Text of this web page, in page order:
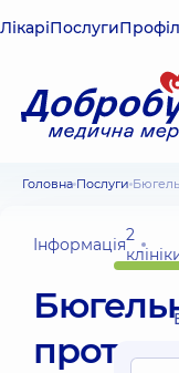
ЛікаріПослуги
Головна Послуги
Інформація2